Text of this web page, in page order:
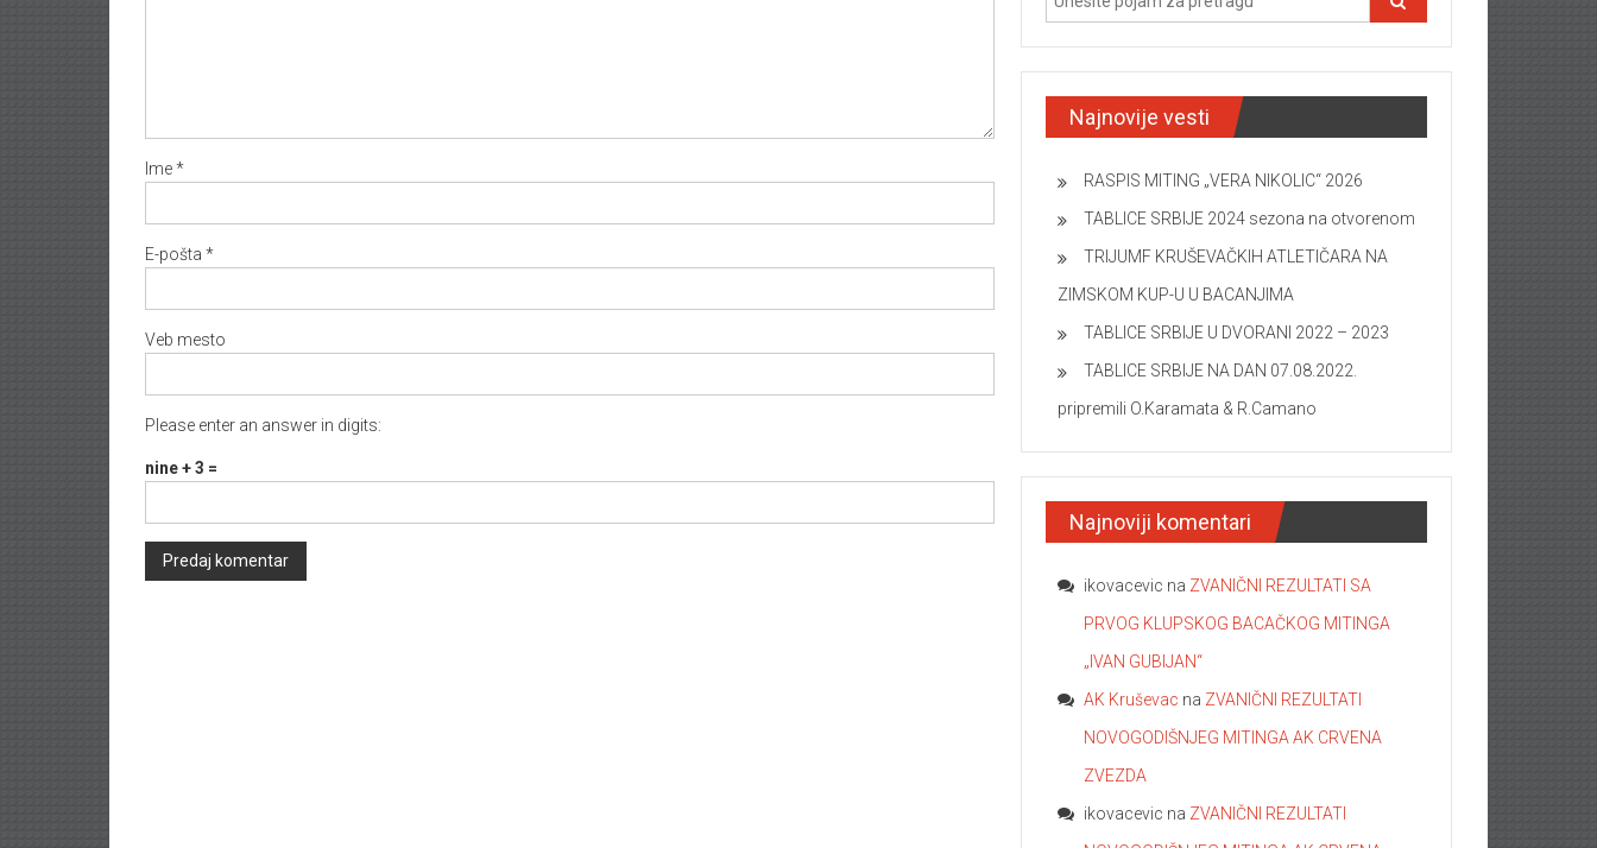
Ime*
E-pošta *
Veb mesto
Please enter an answer in digits:
nine + 3 =
Najnovije vesti
RASPIS MITING „VERA NIKOLIC“ 2026
TABLICE SRBIJE 2024 sezona na otvorenom
TRIJUMF KRUŠEVAČKIH ATLETIČARA NA
ZIMSKOM KUP-U U BACANJIMA
TABLICE SRBIJE U DVORANI 2022 – 2023
TABLICE SRBIJE NA DAN 07.08.2022.
pripremili O.Karamata & R.Camano
Najnoviji komentari
ikovacevic na ZVANIČNI REZULTATI SA
PRVOG KLUPSKOG BACAČKOG MITINGA
„IVAN GUBIJAN“
AK Kruševac na ZVANIČNI REZULTATI
NOVOGODIŠNJEG MITINGA AK CRVENA
ZVEZDA
ikovacevic na ZVANIČNI REZULTATI